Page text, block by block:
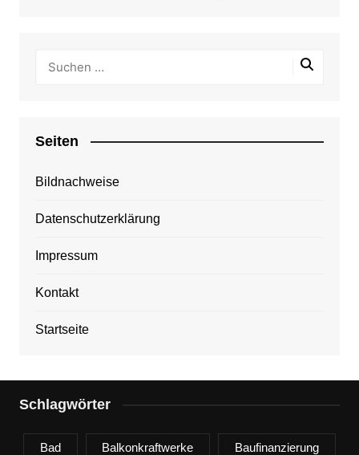
Seiten
Bildnachweise
Datenschutzerklärung
Impressum
Kontakt
Startseite
Schlagwörter
Bad Balkonkraftwerke Baufinanzierung